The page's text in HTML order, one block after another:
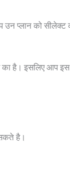
उन प्लान को
है। इसलिए आप इस
है।